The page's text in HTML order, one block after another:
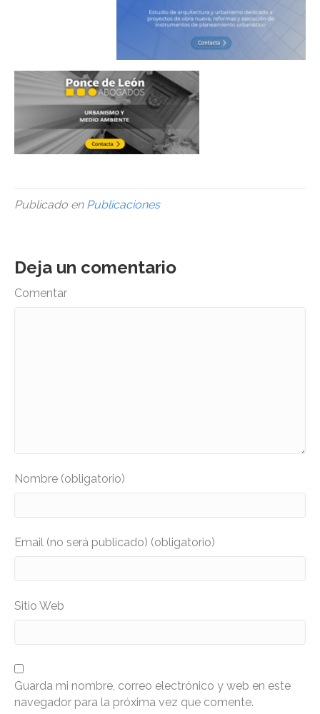
Publicado en Publicaciones
Deja un comentario
Comentar
Nombre (obligatorio)
Email (no será publicado) (obligatorio)
Sitio Web
Guarda mi nombre, correo electrónico y web en este
navegador para la próxima vez que comente.